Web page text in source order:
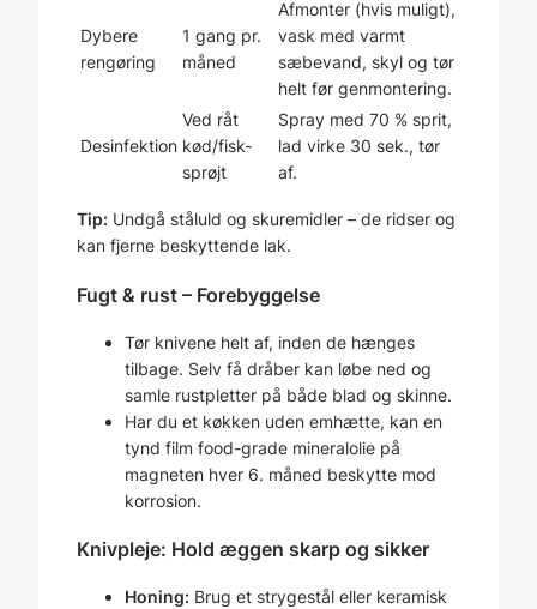
Dybere
rengøring
1 gang pr.
måned
Afmonter (hvis muligt),
vask med varmt
sæbevand, skyl og tør
helt før genmontering.
Desinfektion
Ved råt
kød/fisk-
sprøjt
Spray med 70 % sprit,
lad virke 30 sek., tør
af.
Tip: Undgå ståluld og skuremidler – de ridser og
kan fjerne beskyttende lak.
Fugt & rust – Forebyggelse
Tør knivene helt af, inden de hænges
tilbage. Selv få dråber kan løbe ned og
samle rustpletter på både blad og skinne.
Har du et køkken uden emhætte, kan en
tynd film food-grade mineralolie på
magneten hver 6. måned beskytte mod
korrosion.
Knivpleje: Hold æggen skarp og sikker
Honing: Brug et strygestål eller keramisk